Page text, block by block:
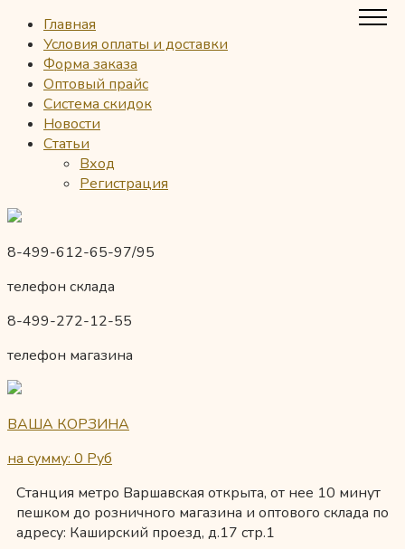
Главная
Условия оплаты и доставки
Форма заказа
Оптовый прайс
Система скидок
Новости
Статьи
Вход
Регистрация
8-499-612-65-97/95
телефон склада
8-499-272-12-55
телефон магазина
ВАША КОРЗИНА
на сумму: 0 Руб
Станция метро Варшавская открыта, от нее 10 минут
пешком до розничного магазина и оптового склада по
адресу: Каширский проезд, д.17 стр.1